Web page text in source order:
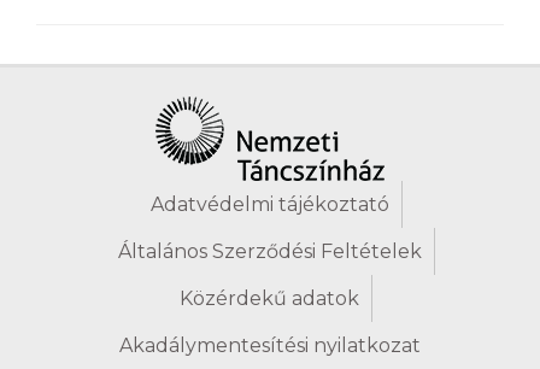
Adatvédelmi tájékoztató
Általános Szerződési Feltételek
Közérdekű adatok
Akadálymentesítési nyilatkozat